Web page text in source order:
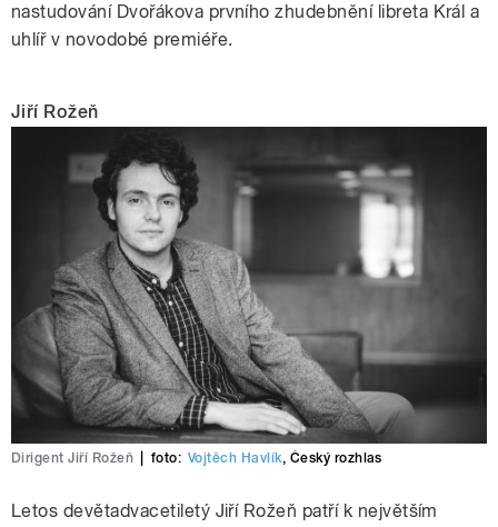
nastudování Dvořákova prvního zhudebnění libreta Král a
uhlíř v novodobé premiéře.
Jiří Rožeň
Dirigent Jiří Rožeň foto: Vojtěch Havlík, Český rozhlas
Letos devětadvacetiletý Jiří Rožeň patří k největším